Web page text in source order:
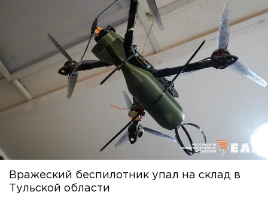
Вражеский беспилотник упал на склад в
Тульской области